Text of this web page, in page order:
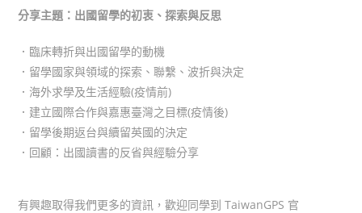
分享主題：出國留學的初衷、探索與反思
．臨床轉折與出國留學的動機
．留學國家與領域的探索、聯繫、波折與決定
．海外求學及生活經驗(疫情前)
．建立國際合作與嘉惠臺灣之目標(疫情後)
．留學後期返台與續留英國的決定
．回顧：出國讀書的反省與經驗分享
有興趣取得我們更多的資訊，歡迎同學到 TaiwanGPS 官